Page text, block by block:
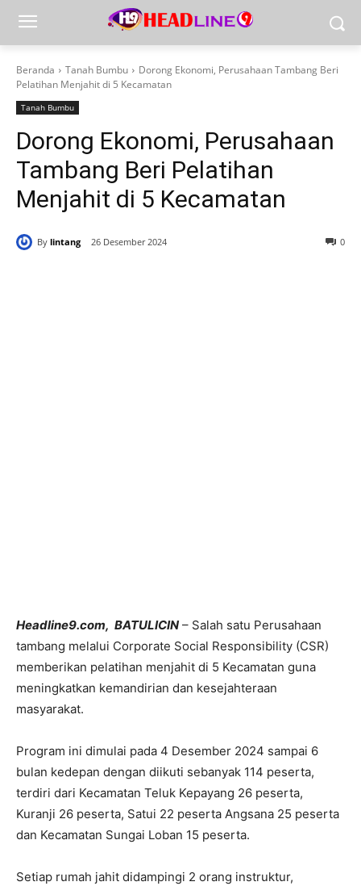
Beranda Tanah Bumbu
Dorong Ekonomi, Perusahaan Tambang Beri
Pelatihan Menjahit di 5 Kecamatan
Tanah Bumbu
Dorong Ekonomi, Perusahaan
Tambang Beri Pelatihan
Menjahit di 5 Kecamatan
By lintang 26 Desember 2024 0
Headline9.com, BATULICIN – Salah satu Perusahaan
tambang melalui Corporate Social Responsibility (CSR)
memberikan pelatihan menjahit di 5 Kecamatan guna
meningkatkan kemandirian dan kesejahteraan
masyarakat.
Program ini dimulai pada 4 Desember 2024 sampai 6
bulan kedepan dengan diikuti sebanyak 114 peserta,
terdiri dari Kecamatan Teluk Kepayang 26 peserta,
Kuranji 26 peserta, Satui 22 peserta Angsana 25 peserta
dan Kecamatan Sungai Loban 15 peserta.
Setiap rumah jahit didampingi 2 orang instruktur,